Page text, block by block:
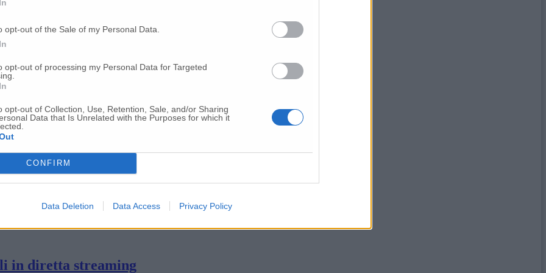
opt-out of the Sale of my Personal Data.
opt-out of processing my Personal Data for Targeted
opt-out of Collection, Use, Retention, Sale, and/or Sharing
Data that Is Unrelated with the Purposes for which it
CONFIRM
Data Deletion Data Access Privacy Policy
i ricoveri intensivi e le persone in quarantena
provincia di Ancona
alla ‘Spiaggiola’ arrivano i carabinieri
italiani dall’ospedale da campo di Jesi
parte, salviamo questo Paese»
in diretta streaming